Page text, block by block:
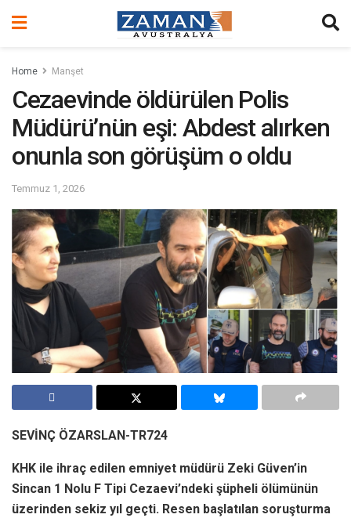
Home Manşet
Cezaevinde öldürülen Polis
Müdürü’nün eşi: Abdest alırken
onunla son görüşüm o oldu
Temmuz 1, 2026
SEVİNÇ ÖZARSLAN-TR724
KHK ile ihraç edilen emniyet müdürü Zeki Güven’in
Sincan 1 Nolu F Tipi Cezaevi’ndeki şüpheli ölümünün
üzerinden sekiz yıl geçti. Resen başlatılan soruşturma